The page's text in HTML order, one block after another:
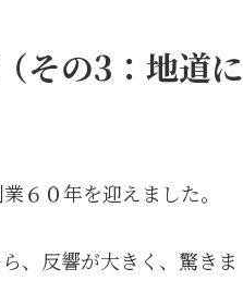
その3：地道に
６０年を迎えました。
、反響が大きく、驚きま